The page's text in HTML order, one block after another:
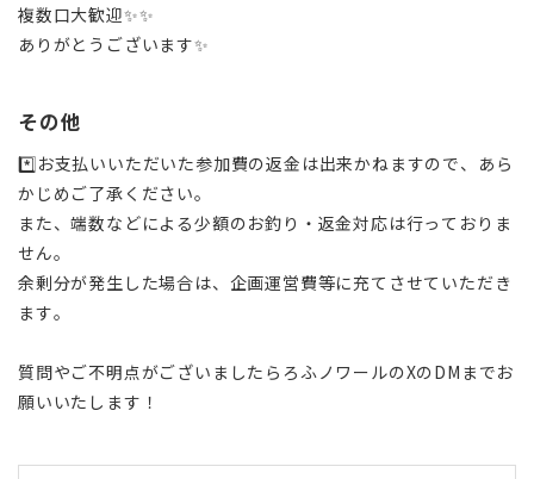
複数口大歓迎✨✨
ありがとうございます✨
その他
*️⃣お支払いいただいた参加費の返金は出来かねますので、あら
かじめご了承ください。
また、端数などによる少額のお釣り・返金対応は行っておりま
せん。
余剰分が発生した場合は、企画運営費等に充てさせていただき
ます。
質問やご不明点がございましたらろふノワールのXのDMまでお
願いいたします！